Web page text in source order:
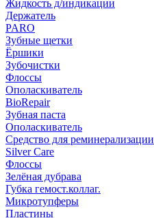
Жидкость д/индикации
Держатель
PARO
Зубные щетки
Ёршики
Зубочистки
Флоссы
Ополаскиватель
BioRepair
Зубная паста
Ополаскиватель
Средство для реминерализации
Silver Care
Флоссы
Зелёная дубрава
Губка гемост.коллаг.
Микротупферы
Пластины